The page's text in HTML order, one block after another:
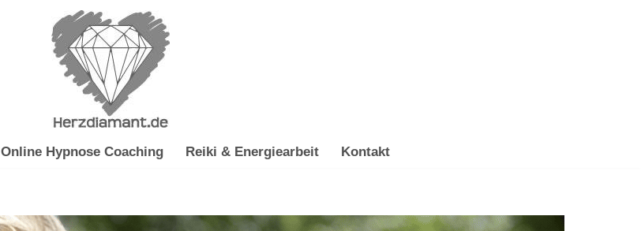
Online Hypnose Coaching Reiki & Energiearbeit Kontakt